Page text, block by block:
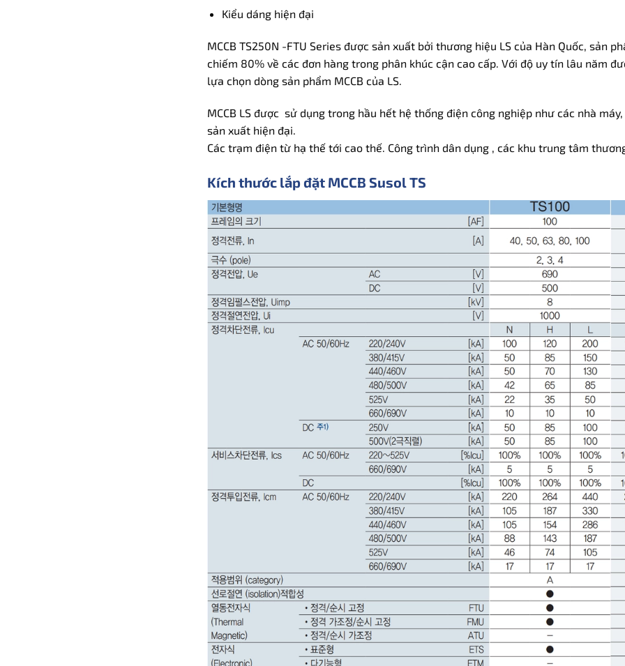
Kiểu dáng hiện đại
MCCB TS250N -FTU Series được sản xuất bởi thương hiệu LS của Hàn Quốc, sản
chiếm 80% về các đơn hàng trong phân khúc cận cao cấp. Với độ uy tín lâu năm
lựa chọn dòng sản phẩm MCCB của LS.
MCCB LS được sử dụng trong hầu hết hệ thống điện công nghiệp như các nhà
sản xuất hiện đại.
Các trạm điện từ hạ thế tới cao thế. Công trình dân dụng , các khu trung tâm
Kích thước lắp đặt MCCB Susol TS